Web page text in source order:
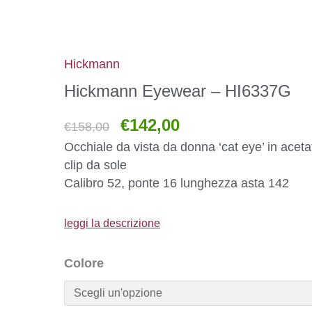
Hickmann
Hickmann Eyewear – HI6337G
€158,00 €142,00
Occhiale da vista da donna ‘cat eye’ in
clip da sole
Calibro 52, ponte 16 lunghezza asta 142
leggi la descrizione
Colore